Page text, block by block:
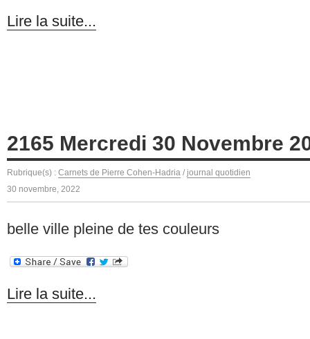
Lire la suite...
2165 Mercredi 30 Novembre
Rubrique(s) : Carnets de Pierre Cohen-Hadria / journal quotidien
30 novembre, 2022
belle ville pleine de tes couleurs
Lire la suite...